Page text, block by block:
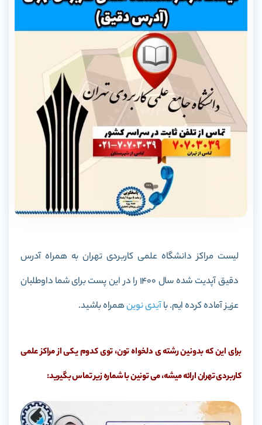
لیست مراکز دانشگاه علمی کاربردی تهران به همراه آدرس
دقیق آپدیت شده سال 1400 را در این پست برای شما داوطلبان
عزیز آماده کرده ایم. باآیدی نوینهمراه باشید.
برای این که بدونین رشته ی دلخواه تون، توی کدوم یکی از مراکز علمی
کاربردی تهران ارائه میشه، می تونین با شماره زیر تماس بگیرید: